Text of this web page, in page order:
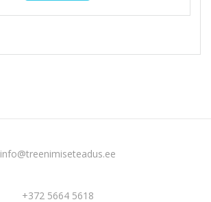
info@treenimiseteadus.ee
+372 5664 5618